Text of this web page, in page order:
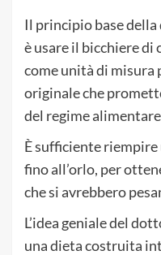
Il principio base
è usare il bicchiere
come unità di misura
originale che
del regime
È sufficiente
fino all’orlo, per
che si avrebbero
L’idea geniale del
una dieta costruita